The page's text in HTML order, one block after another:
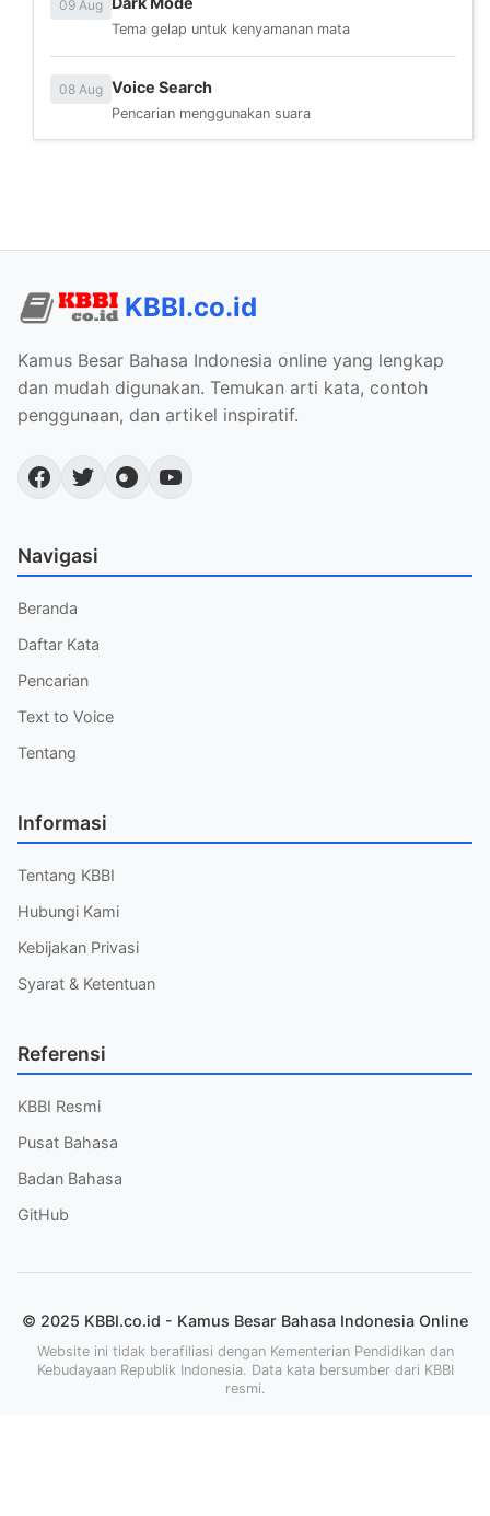
09 Aug
Tema gelap untuk kenyamanan mata
08 Aug Voice Search
Pencarian menggunakan suara
KBBI.co.id
Kamus Besar Bahasa Indonesia online yang lengkap
dan mudah digunakan. Temukan arti kata, contoh
penggunaan, dan artikel inspiratif.
Navigasi
Beranda
Daftar Kata
Pencarian
Text to Voice
Tentang
Informasi
Tentang KBBI
Hubungi Kami
Kebijakan Privasi
Syarat & Ketentuan
Referensi
KBBI Resmi
Pusat Bahasa
Badan Bahasa
GitHub
© 2025 KBBI.co.id - Kamus Besar Bahasa Indonesia Online
Website ini tidak berafiliasi dengan Kementerian Pendidikan dan
Kebudayaan Republik Indonesia. Data kata bersumber dari KBBI
resmi.